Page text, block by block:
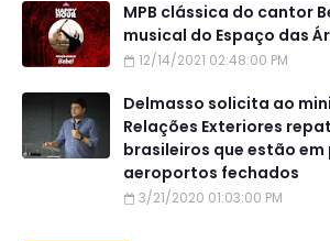
MPB clássica do cantor
musical do Espaço das
12/14/2021 02:48:00 PM
Delmasso solicita ao
Relações Exteriores
brasileiros que estão em
aeroportos fechados
3/21/2020 01:03:00 PM